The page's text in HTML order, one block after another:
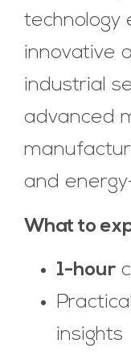
technology
innovative
industrial
advanced
and
What to
1-hour
insights